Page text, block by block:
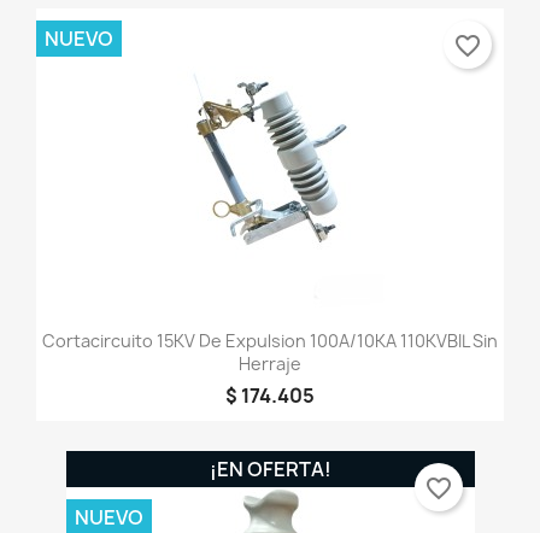
Cortacircuito 15KV De Expulsion 100A/10KA 110KVBIL Sin
Herraje
$ 174.405
NUEVO favorite_border
¡EN OFERTA!
NUEVO
favorite_border